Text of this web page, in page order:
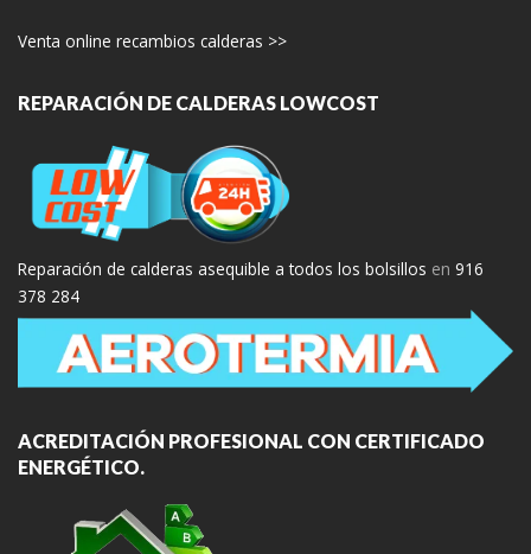
Venta online recambios calderas >>
REPARACIÓN DE CALDERAS LOWCOST
Reparación de calderas asequible a todos los bolsillos en 916
378 284
ACREDITACIÓN PROFESIONAL CON CERTIFICADO
ENERGÉTICO.